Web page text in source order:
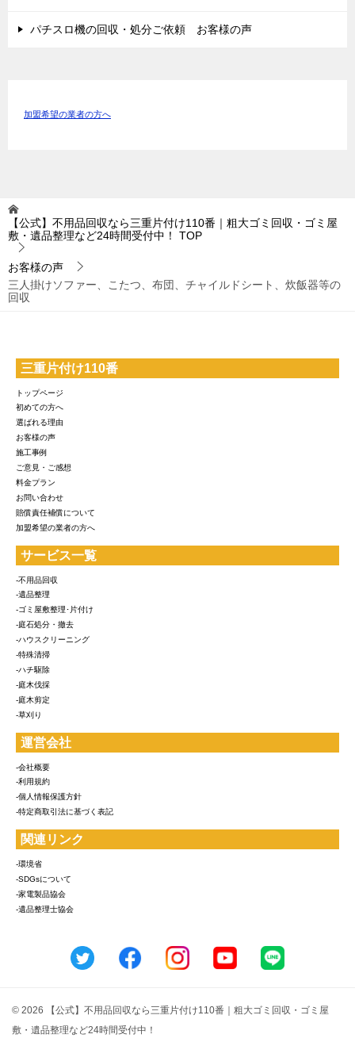
パチスロ機の回収・処分ご依頼 お客様の声
加盟希望の業者の方へ
【公式】不用品回収なら三重片付け110番｜粗大ゴミ回収・ゴミ屋
敷・遺品整理など24時間受付中！
TOP
お客様の声
三人掛けソファー、こたつ、布団、チャイルドシート、炊飯器等の
回収
三重片付け110番
トップページ
初めての方へ
選ばれる理由
お客様の声
施工事例
ご意見・ご感想
料金プラン
お問い合わせ
賠償責任補償について
加盟希望の業者の方へ
サービス一覧
-不用品回収
-遺品整理
-ゴミ屋敷整理･片付け
-庭石処分・撤去
-ハウスクリーニング
-特殊清掃
-ハチ駆除
-庭木伐採
-庭木剪定
-草刈り
運営会社
-会社概要
-利用規約
-個人情報保護方針
-特定商取引法に基づく表記
関連リンク
-環境省
-SDGsについて
-家電製品協会
-遺品整理士協会
© 2026 【公式】不用品回収なら三重片付け110番｜粗大ゴミ回収・ゴミ屋
敷・遺品整理など24時間受付中！